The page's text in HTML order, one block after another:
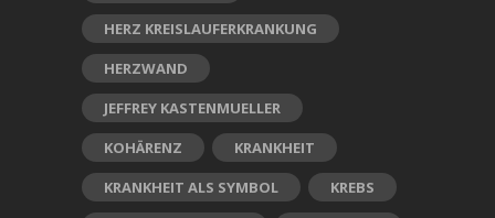
HERZ KREISLAUFERKRANKUNG
HERZWAND
JEFFREY KASTENMUELLER
KOHÄRENZ
KRANKHEIT
KRANKHEIT ALS SYMBOL
KREBS